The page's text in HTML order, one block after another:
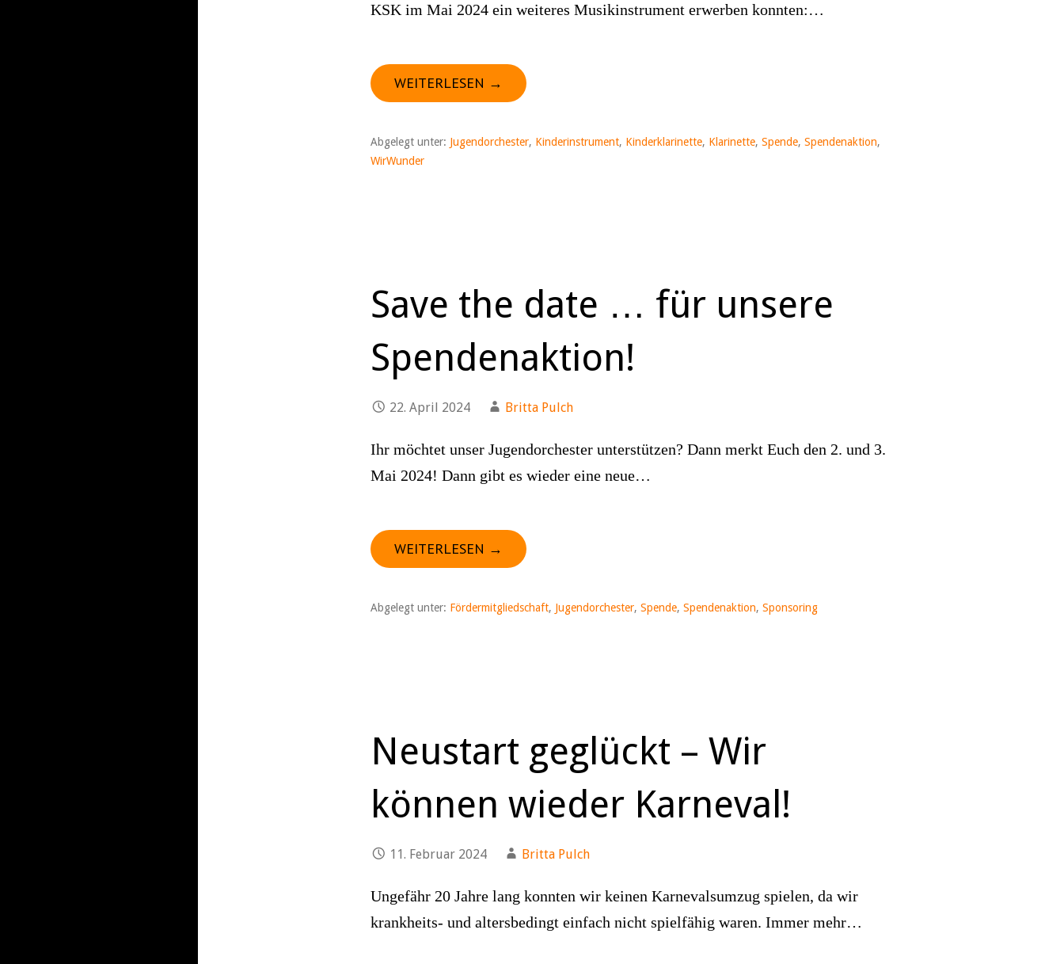
KSK im Mai 2024 ein weiteres Musikinstrument erwerben konnten:…
WEITERLESEN →
Abgelegt unter: Jugendorchester, Kinderinstrument, Kinderklarinette, Klarinette, Spende, Spendenaktion,
WirWunder
Save the date … für unsere
Spendenaktion!
22. April 2024 Britta Pulch
Ihr möchtet unser Jugendorchester unterstützen? Dann merkt Euch den 2. und 3.
Mai 2024! Dann gibt es wieder eine neue…
WEITERLESEN →
Abgelegt unter: Fördermitgliedschaft, Jugendorchester, Spende, Spendenaktion, Sponsoring
Neustart geglückt – Wir
können wieder Karneval!
11. Februar 2024 Britta Pulch
Ungefähr 20 Jahre lang konnten wir keinen Karnevalsumzug spielen, da wir
krankheits- und altersbedingt einfach nicht spielfähig waren. Immer mehr…